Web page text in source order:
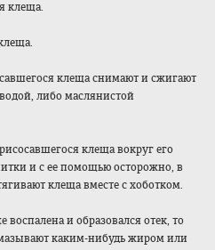
клеща.
клеща снимают и сжигают
либо маслянистой
клеща вокруг его
и с ее помощью осторожно, в
клеща вместе с хоботком.
воспалена и образовался отек, то
каким-нибудь жиром или